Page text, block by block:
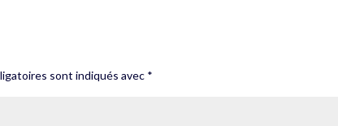
sont indiqués avec *